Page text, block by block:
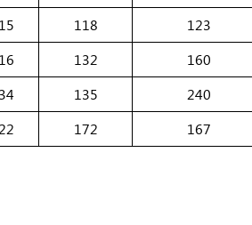
15 118 123
16 132 160
34 135 240
22 172 167